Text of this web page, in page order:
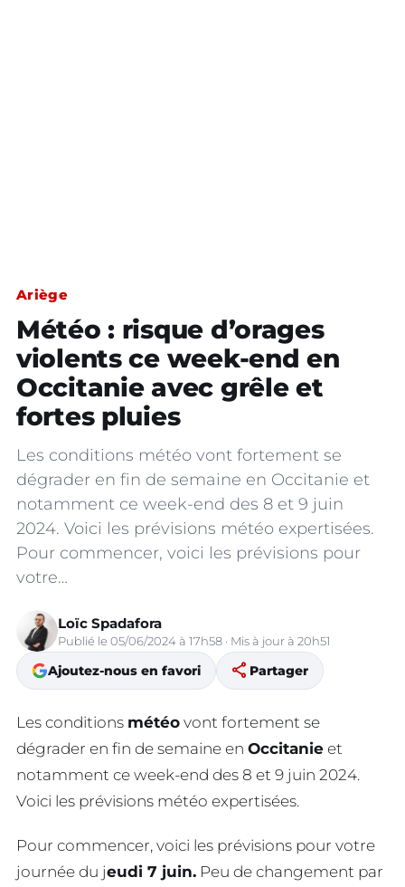
Ariège
Météo : risque d’orages
violents ce week-end en
Occitanie avec grêle et
fortes pluies
Les conditions météo vont fortement se
dégrader en fin de semaine en Occitanie et
notamment ce week-end des 8 et 9 juin
2024. Voici les prévisions météo expertisées.
Pour commencer, voici les prévisions pour
votre…
Loïc Spadafora
Publié le 05/06/2024 à 17h58 · Mis à jour à 20h51
Ajoutez-nous en favori share Partager
Les conditions météo vont fortement se
dégrader en fin de semaine en Occitanie et
notamment ce week-end des 8 et 9 juin 2024.
Voici les prévisions météo expertisées.
Pour commencer, voici les prévisions pour votre
journée du jeudi 7 juin. Peu de changement par